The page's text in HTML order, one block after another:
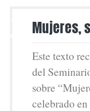
Mujeres,
Este texto
del
sobre
celebrado